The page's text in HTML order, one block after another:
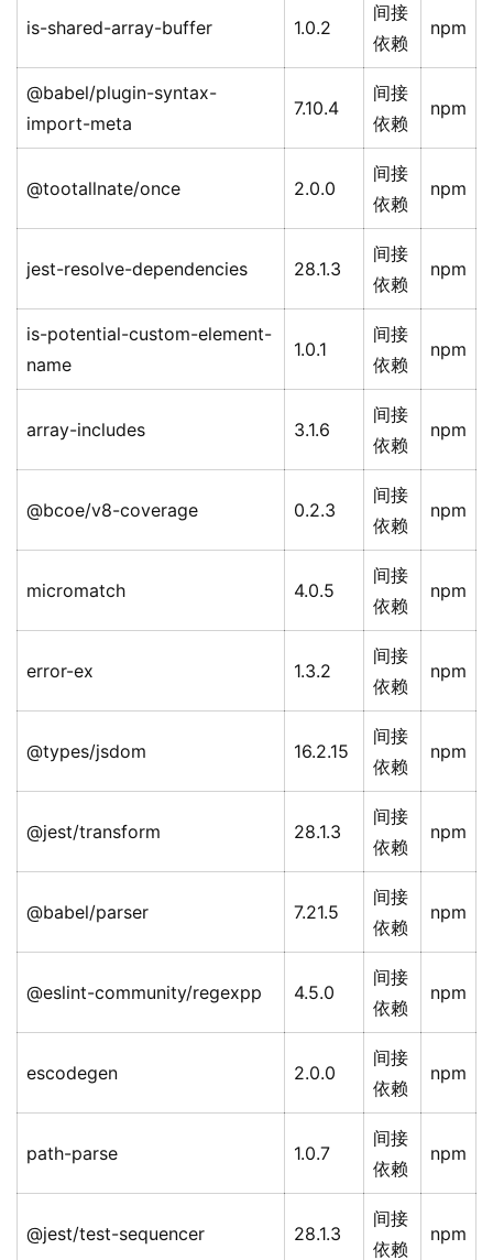
is-shared-array-buffer 1.0.2
间接
依赖
npm
@babel/plugin-syntax-
import-meta
7.10.4
间接
依赖
npm
@tootallnate/once 2.0.0
间接
依赖
npm
jest-resolve-dependencies 28.1.3
间接
依赖
npm
is-potential-custom-element-
name
1.0.1
间接
依赖
npm
array-includes 3.1.6
间接
依赖
npm
@bcoe/v8-coverage 0.2.3
间接
依赖
npm
micromatch 4.0.5
间接
依赖
npm
error-ex 1.3.2
间接
依赖
npm
@types/jsdom 16.2.15
间接
依赖
npm
@jest/transform 28.1.3
间接
依赖
npm
@babel/parser 7.21.5
间接
依赖
npm
@eslint-community/regexpp 4.5.0
间接
依赖
npm
escodegen 2.0.0
间接
依赖
npm
path-parse 1.0.7
间接
依赖
npm
@jest/test-sequencer 28.1.3
间接
依赖
npm